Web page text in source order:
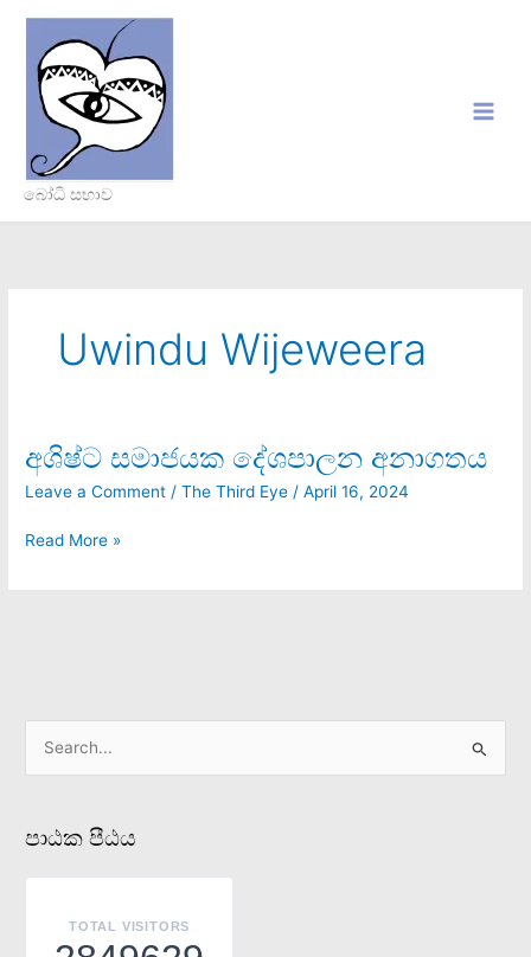
content
බෝධි සභාව
Uwindu Wijeweera
අශිෂ්ට සමාජයක දේශපාලන අනාගතය
Leave a Comment /The Third Eye /April 16, 2024
අශිෂ්ට
සමාජයක
දේශපාලන
Read More »
r
c
පාඨක පීඨය
TOTAL VISITORS